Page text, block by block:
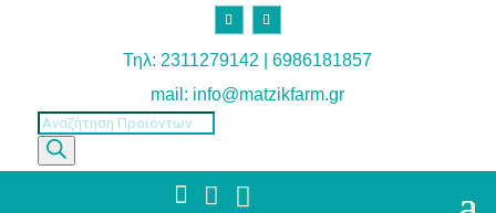
Τηλ: 2311279142 | 6986181857
mail: info@matzikfarm.gr
Products
search
  